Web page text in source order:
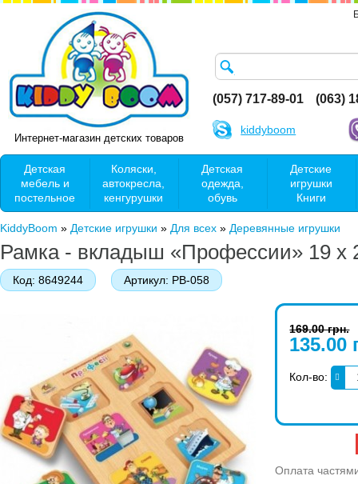
Интернет-магазин детских товаров
(057) 717-89-01 (063)
kiddyboom
Детская
мебель и
постельное
Коляски,
автокресла,
кенгурушки
Детская
одежда,
обувь
Детские
игрушки
Книги
KiddyBoom » Детские игрушки » Для всех » Деревянные игрушки
Рамка - вкладыш «Профессии» 19 х
Код: 8649244 Артикул: РВ-058
169.00 грн.
135.00
Кол-во:
Оплата